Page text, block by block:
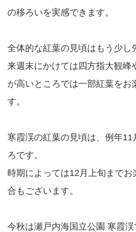
の移ろいを実感できます。
全体的な紅葉の見頃はもう少し
来週末にかけては四方指大観峰
が高いところでは一部紅葉をお
す。
寒霞渓の紅葉の見頃は、例年
ろです。
時期によっては12月上旬まで
合もございます。
今秋は瀬戸内海国立公園 寒霞